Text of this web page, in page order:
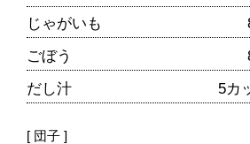
じゃがいも
ごぼう
だし汁
5カ
[ 団子 ]